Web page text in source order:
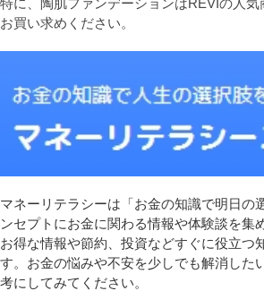
特に、陶肌ファンデーションはREVIの人
お買い求めください。
マネーリテラシーは「お金の知識で明日の
ンセプトにお金に関わる情報や体験談を集
お得な情報や節約、投資などすぐに役立つ
す。お金の悩みや不安を少しでも解消した
考にしてみてください。